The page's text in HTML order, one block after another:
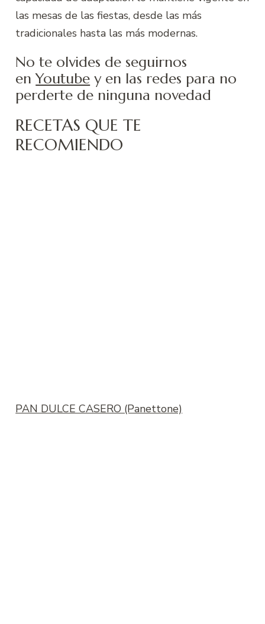
las mesas de las fiestas, desde las más
tradicionales hasta las más modernas.
No te olvides de seguirnos
enYoutube y en las redes para no
perderte de ninguna novedad
RECETAS QUE TE
RECOMIENDO
PAN DULCE CASERO (Panettone)